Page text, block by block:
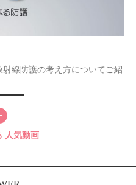
線防護の考え方についてご紹
人気動画